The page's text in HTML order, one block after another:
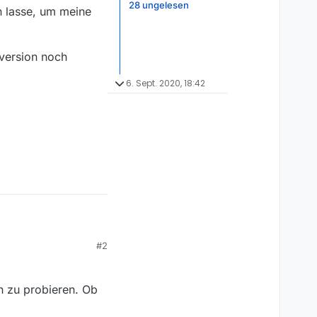
um meine
noch
Maschinen
um meine
noch enthielt.
#2
zu probieren. Ob
28 ungelesen
6. Sept. 2020, 18:42